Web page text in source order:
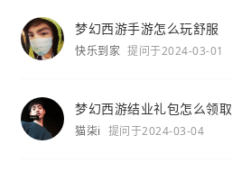
梦幻西游手游怎么玩舒服
快乐到家 提问于2024-03-01
梦幻西游结业礼包怎么领取
猫柒i 提问于2024-03-04